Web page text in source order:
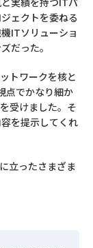
ェクトを委ねる
ITソリューショ
だった。
トワークを核と
点でかなり細か
受けました。そ
を提示してくれ
立ったさまざま